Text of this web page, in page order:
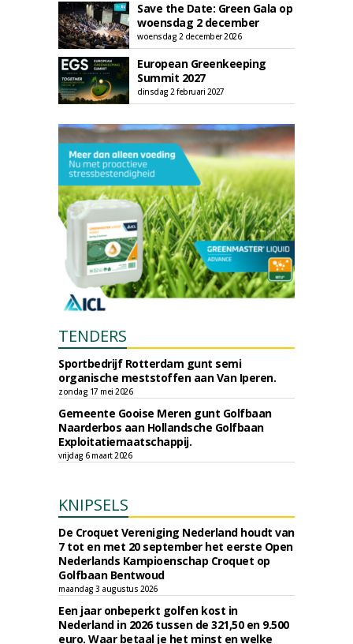
Save the Date: Green Gala op
woensdag 2 december
woensdag 2 december 2026
European Greenkeeping
Summit 2027
dinsdag 2 februari 2027
TENDERS
Sportbedrijf Rotterdam gunt semi
organische meststoffen aan Van Iperen.
zondag 17 mei 2026
Gemeente Gooise Meren gunt Golfbaan
Naarderbos aan Hollandsche Golfbaan
Exploitatiemaatschappij.
vrijdag 6 maart 2026
KNIPSELS
De Croquet Vereniging Nederland houdt van
7 tot en met 20 september het eerste Open
Nederlands Kampioenschap Croquet op
Golfbaan Bentwoud
maandag 3 augustus 2026
Een jaar onbeperkt golfen kost in
Nederland in 2026 tussen de 321,50 en 9.500
euro. Waar betaal je het minst en welke